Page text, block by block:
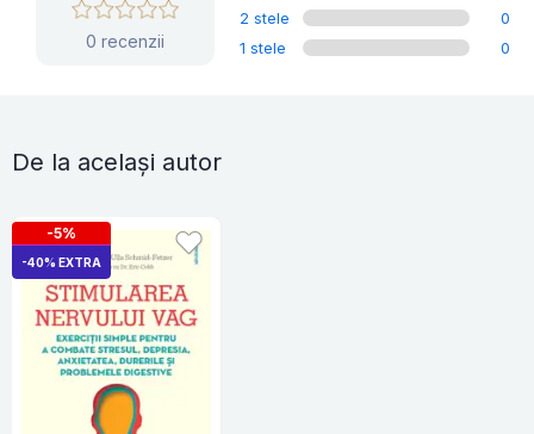
0 recenzii
2 stele
0
1 stele
0
De la același autor
-5%
-40% EXTRA